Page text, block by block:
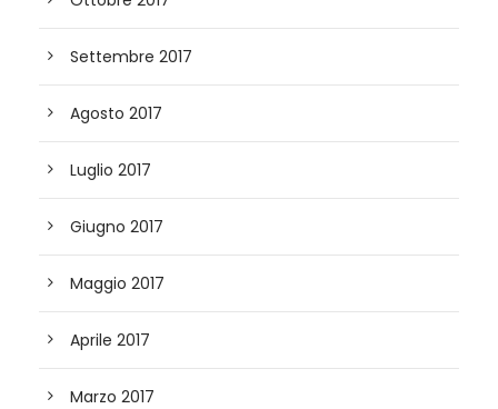
Settembre 2017
Agosto 2017
Luglio 2017
Giugno 2017
Maggio 2017
Aprile 2017
Marzo 2017